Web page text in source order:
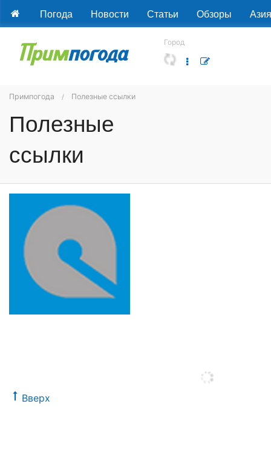
Погода Новости Статьи Обзоры Азия
Город
Примпогода Полезные ссылки
Полезные
ссылки
Вверх